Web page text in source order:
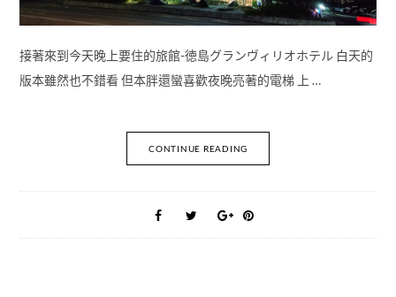
接著來到今天晚上要住的旅館-徳島グランヴィリオホテル 白天的
版本雖然也不錯看 但本胖還蠻喜歡夜晚亮著的電梯 上 …
CONTINUE READING